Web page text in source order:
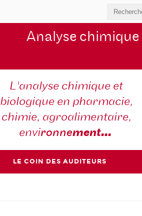
Analyse chimique
L'analyse chimique et
biologique en pharmacie,
chimie, agroalimentaire,
environnement...
LE COIN DES AUDITEURS